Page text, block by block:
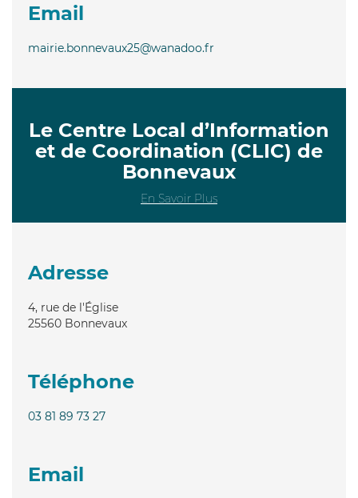
Email
mairie.bonnevaux25@wanadoo.fr
Le Centre Local d’Information
et de Coordination (CLIC) de
Bonnevaux
En Savoir Plus
Adresse
4, rue de l'Église
25560 Bonnevaux
Téléphone
03 81 89 73 27
Email